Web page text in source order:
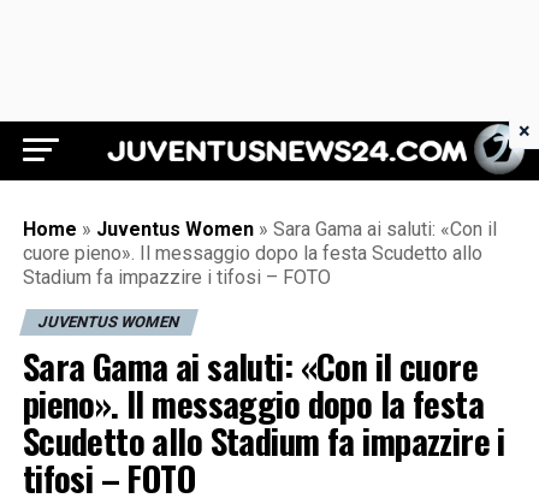
Juventus News 24
Home » Juventus Women » Sara Gama ai saluti: «Con il
cuore pieno». Il messaggio dopo la festa Scudetto allo
Stadium fa impazzire i tifosi – FOTO
JUVENTUS WOMEN
Sara Gama ai saluti: «Con il cuore
pieno». Il messaggio dopo la festa
Scudetto allo Stadium fa impazzire i
tifosi – FOTO
×